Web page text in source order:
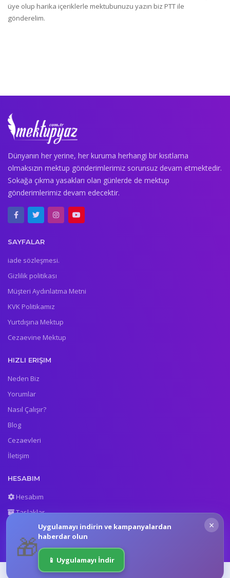
üye olup harika içeriklerle mektubunuzu yazın biz PTT ile
gönderelim.
Dünyanın her yerine, her kuruma herhangi bir kısıtlama
olmaksızın mektup gönderimlerimiz sorunsuz devam etmektedir.
Sokağa çıkma yasakları olan günlerde de mektup
gönderimlerimiz devam edecektir.
SAYFALAR
iade sözleşmesi.
Gizlilik politikası
Müşteri Aydınlatma Metni
KVK Politikamız
Yurtdışına Mektup
Cezaevine Mektup
HIZLI ERIŞIM
Neden Biz
Yorumlar
Nasıl Çalışır?
Blog
Cezaevleri
İletişim
HESABIM
Hesabım
Taslaklar
Gönderilenler
Copyright © Mektup Yaz Portalı. Tüm Hakları Saklıdır.
×
🎁
Uygulamayı indirin ve kampanyalardan
haberdar olun
📱 Uygulamayı İndir